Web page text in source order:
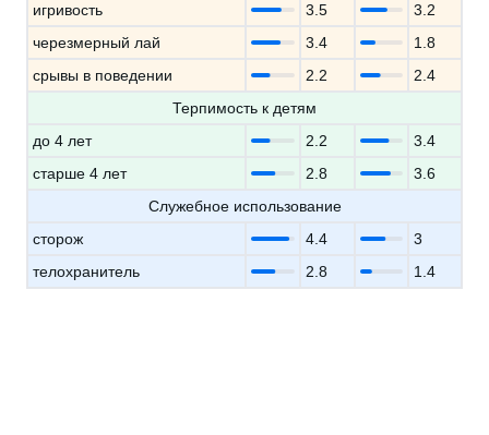
игривость
3.5
3.2
черезмерный лай
3.4
1.8
срывы в поведении
2.2
2.4
Терпимость к детям
до 4 лет
2.2
3.4
старше 4 лет
2.8
3.6
Служебное использование
сторож
4.4
3
телохранитель
2.8 1.4